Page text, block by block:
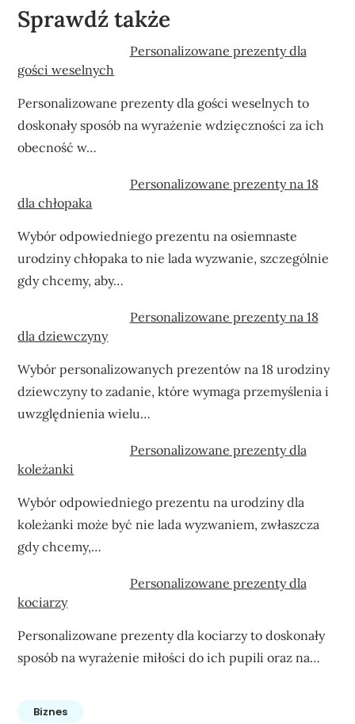
Sprawdź także
Personalizowane prezenty dla
gości weselnych
Personalizowane prezenty dla gości weselnych to
doskonały sposób na wyrażenie wdzięczności za ich
obecność w…
Personalizowane prezenty na 18
dla chłopaka
Wybór odpowiedniego prezentu na osiemnaste
urodziny chłopaka to nie lada wyzwanie, szczególnie
gdy chcemy, aby…
Personalizowane prezenty na 18
dla dziewczyny
Wybór personalizowanych prezentów na 18 urodziny
dziewczyny to zadanie, które wymaga przemyślenia i
uwzględnienia wielu…
Personalizowane prezenty dla
koleżanki
Wybór odpowiedniego prezentu na urodziny dla
koleżanki może być nie lada wyzwaniem, zwłaszcza
gdy chcemy,…
Personalizowane prezenty dla
kociarzy
Personalizowane prezenty dla kociarzy to doskonały
sposób na wyrażenie miłości do ich pupili oraz na…
Biznes